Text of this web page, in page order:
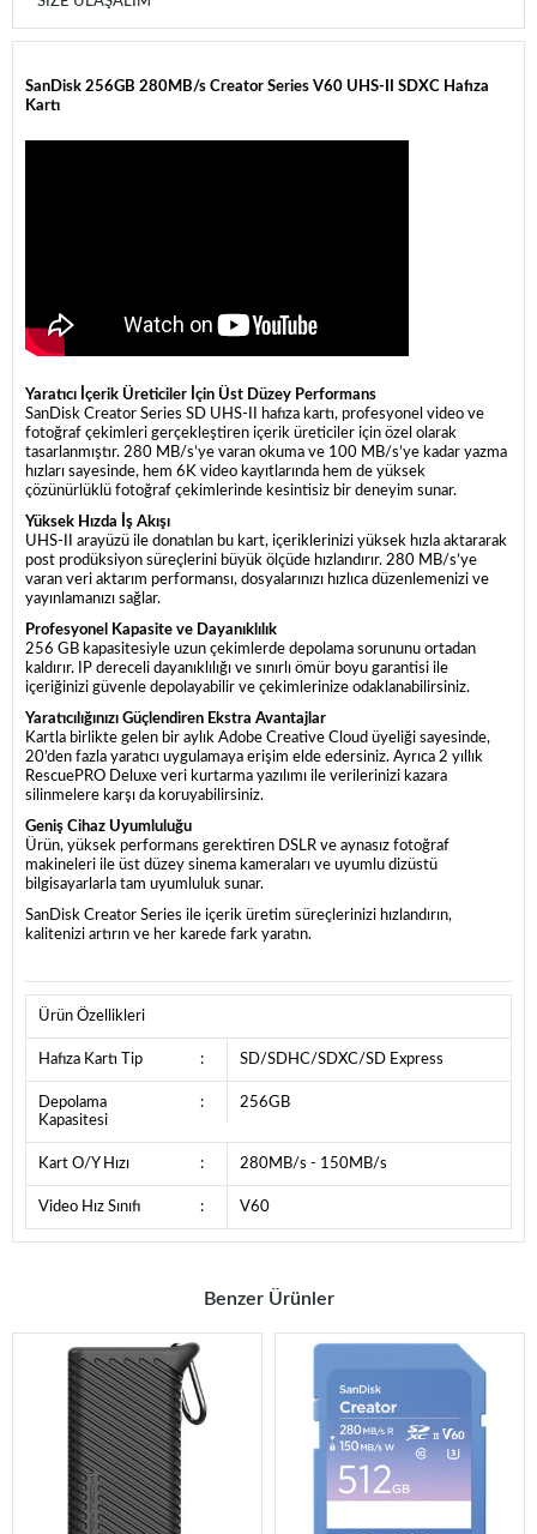
SanDisk 256GB 280MB/s Creator Series V60 UHS-II SDXC Hafıza
Kartı
Yaratıcı İçerik Üreticiler İçin Üst Düzey Performans
SanDisk Creator Series SD UHS-II hafıza kartı, profesyonel video ve
fotoğraf çekimleri gerçekleştiren içerik üreticiler için özel olarak
tasarlanmıştır. 280 MB/s’ye varan okuma ve 100 MB/s’ye kadar yazma
hızları sayesinde, hem 6K video kayıtlarında hem de yüksek
çözünürlüklü fotoğraf çekimlerinde kesintisiz bir deneyim sunar.
Yüksek Hızda İş Akışı
UHS-II arayüzü ile donatılan bu kart, içeriklerinizi yüksek hızla aktararak
post prodüksiyon süreçlerini büyük ölçüde hızlandırır. 280 MB/s’ye
varan veri aktarım performansı, dosyalarınızı hızlıca düzenlemenizi ve
yayınlamanızı sağlar.
Profesyonel Kapasite ve Dayanıklılık
256 GB kapasitesiyle uzun çekimlerde depolama sorununu ortadan
kaldırır. IP dereceli dayanıklılığı ve sınırlı ömür boyu garantisi ile
içeriğinizi güvenle depolayabilir ve çekimlerinize odaklanabilirsiniz.
Yaratıcılığınızı Güçlendiren Ekstra Avantajlar
Kartla birlikte gelen bir aylık Adobe Creative Cloud üyeliği sayesinde,
20’den fazla yaratıcı uygulamaya erişim elde edersiniz. Ayrıca 2 yıllık
RescuePRO Deluxe veri kurtarma yazılımı ile verilerinizi kazara
silinmelere karşı da koruyabilirsiniz.
Geniş Cihaz Uyumluluğu
Ürün, yüksek performans gerektiren DSLR ve aynasız fotoğraf
makineleri ile üst düzey sinema kameraları ve uyumlu dizüstü
bilgisayarlarla tam uyumluluk sunar.
SanDisk Creator Series ile içerik üretim süreçlerinizi hızlandırın,
kalitenizi artırın ve her karede fark yaratın.
Ürün Özellikleri
Hafıza Kartı Tip : SD/SDHC/SDXC/SD Express
Depolama
Kapasitesi
: 256GB
Kart O/Y Hızı : 280MB/s - 150MB/s
Video Hız Sınıfı : V60
Benzer Ürünler